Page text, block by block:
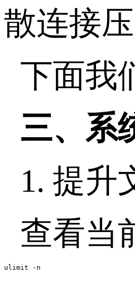
散连接
下面我
三、系
1. 提升
查看当
ulimit -n